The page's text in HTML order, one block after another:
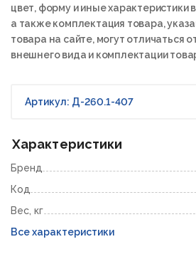
цвет, форму и иные характеристики
а также комплектация товара,
товара на сайте, могут отличаться
внешнего вида и комплектации
Артикул: Д-260.1-407
Характеристики
Бренд
Код
Вес, кг
Все характеристики